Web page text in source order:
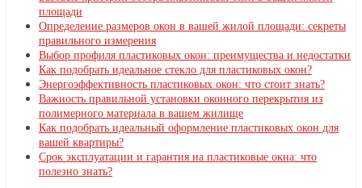
площади
Определение размеров окон в вашей жилой площади: секреты
правильного измерения
Выбор профиля пластиковых окон: преимущества и недостатки
Как подобрать идеальное стекло для пластиковых окон?
Энергоэффективность пластиковых окон: что стоит знать?
Важность правильной установки оконного перекрытия из
полимерного материала в вашем жилище
Как подобрать идеальный оформление пластиковых окон для
вашей квартиры?
Срок эксплуатации и гарантия на пластиковые окна: что
полезно знать?